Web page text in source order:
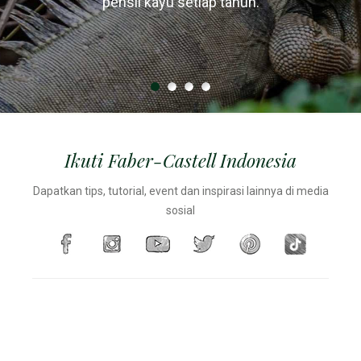
setiap jamnya, setara dengan sekitar 1 beban truk.
secara lestari.
terguling dari meja
Ikuti Faber-Castell Indonesia
Dapatkan tips, tutorial, event dan inspirasi lainnya di media
sosial